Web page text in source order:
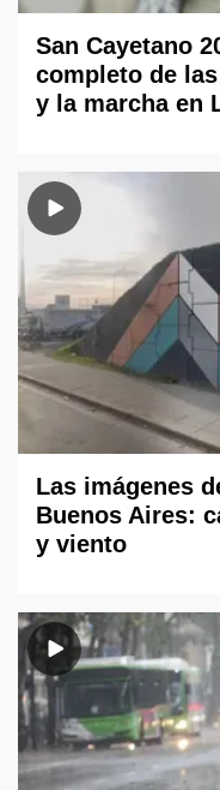
San Cayetano
completo de
y la marcha en
Las imágenes
Buenos Aires:
y viento